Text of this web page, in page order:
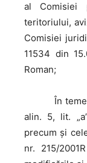
al Comisiei
teritoriului,
Comisiei
11534 din
Roman;
În
alin. 5, lit.
precum şi
nr. 215/